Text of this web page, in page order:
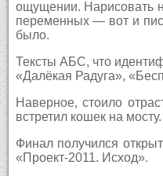
ощущении. Нарисовать
переменных — вот и
было.
Тексты АБС, что
«Далёкая Радуга»,
Наверное, стоило
встретил кошек на
Финал получился
«Проект-2011. Исход».